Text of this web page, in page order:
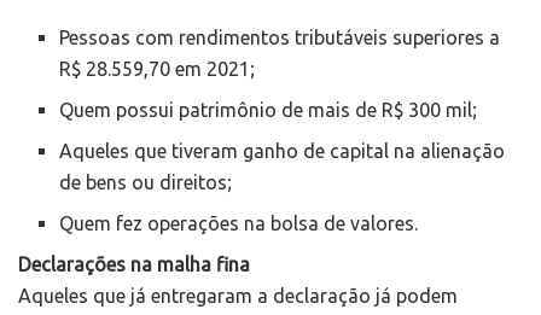
Pessoas com rendimentos tributáveis superiores a
R$ 28.559,70 em 2021;
Quem possui patrimônio de mais de R$ 300 mil;
Aqueles que tiveram ganho de capital na alienação
de bens ou direitos;
Quem fez operações na bolsa de valores.
Declarações na malha fina
Aqueles que já entregaram a declaração já podem